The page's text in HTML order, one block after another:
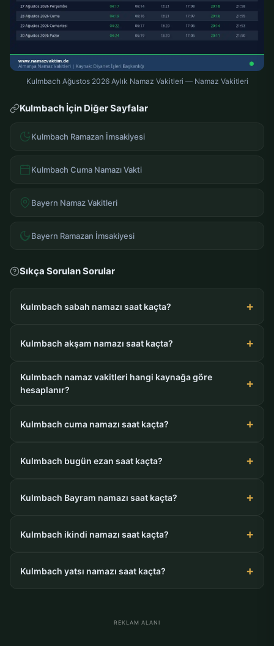
Kulmbach Ağustos 2026 Aylık Namaz Vakitleri — Namaz Vakitleri
Kulmbach İçin Diğer Sayfalar
Kulmbach Ramazan İmsakiyesi
Kulmbach Cuma Namazı Vakti
Bayern Namaz Vakitleri
Bayern Ramazan İmsakiyesi
Sıkça Sorulan Sorular
Kulmbach sabah namazı saat kaçta?
Kulmbach akşam namazı saat kaçta?
Kulmbach namaz vakitleri hangi kaynağa göre
hesaplanır?
Kulmbach cuma namazı saat kaçta?
Kulmbach bugün ezan saat kaçta?
Kulmbach Bayram namazı saat kaçta?
Kulmbach ikindi namazı saat kaçta?
Kulmbach yatsı namazı saat kaçta?
REKLAM ALANI